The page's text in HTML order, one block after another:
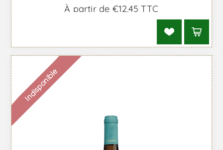
À partir de €12,45 TTC
Indisponible